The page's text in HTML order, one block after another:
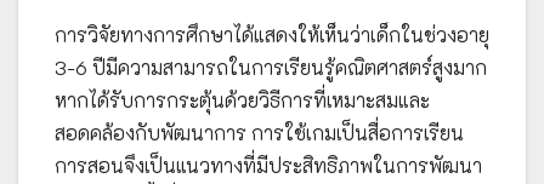
การวิจัยทางการศึกษาได้แสดงให้เห็นว่าเด็กในช่วงอายุ
3-6 ปีมีความสามารถในการเรียนรู้คณิตศาสตร์สูงมาก
หากได้รับการกระตุ้นด้วยวิธีการที่เหมาะสมและ
สอดคล้องกับพัฒนาการ การใช้เกมเป็นสื่อการเรียน
การสอนจึงเป็นแนวทางที่มีประสิทธิภาพในการพัฒนา